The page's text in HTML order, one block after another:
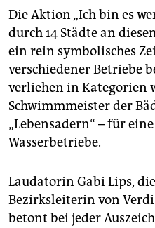
Die Aktion „Ich bin es
durch 14 Städte an
ein rein symbolisches
verschiedener Betriebe
verliehen in Kategorien
Schwimmmeister der
„Lebensadern“ – für
Wasserbetriebe.
Laudatorin Gabi Lips,
Bezirksleiterin von
betont bei jeder